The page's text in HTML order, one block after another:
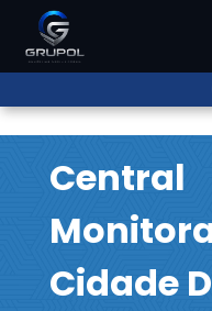
Central
Cidade